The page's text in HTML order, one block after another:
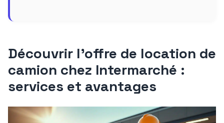
Découvrir l’offre de location de
camion chez Intermarché :
services et avantages